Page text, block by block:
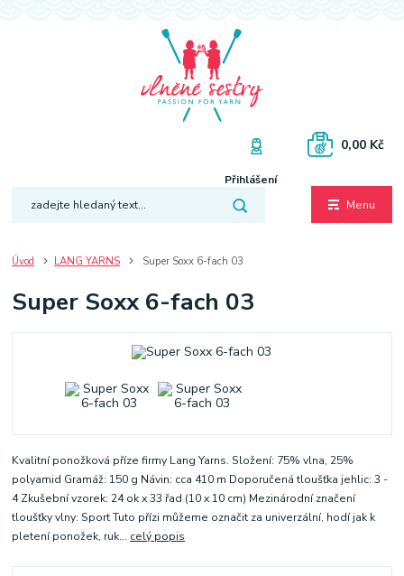
Menu
Přihlášení
0,00 Kč
Úvod LANG YARNS Super Soxx 6-fach 03
Super Soxx 6-fach 03
Kvalitní ponožková příze firmy Lang Yarns. Složení: 75% vlna, 25%
polyamid Gramáž: 150 g Návin: cca 410 m Doporučená tloušťka jehlic: 3 -
4 Zkušební vzorek: 24 ok x 33 řad (10 x 10 cm) Mezinárodní značení
tloušťky vlny: Sport Tuto přízi můžeme označit za univerzální, hodí jak k
pletení ponožek, ruk... celý popis